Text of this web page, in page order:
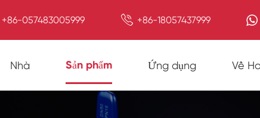
+86-057483005999  +86-18057437999
Nhà Sản phẩm Ứng dụng Về